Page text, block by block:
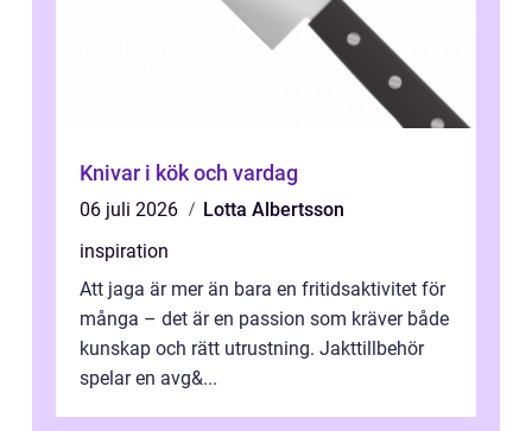
Knivar i kök och vardag
06 juli 2026
Lotta Albertsson
inspiration
Att jaga är mer än bara en fritidsaktivitet för
många – det är en passion som kräver både
kunskap och rätt utrustning. Jakttillbehör
spelar en avg&...